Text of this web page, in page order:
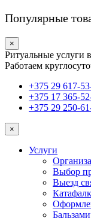
Популярные
×
Ритуальные услуги
Работаем
+375 29 617-
+375 17 365-
+375 29 250-
×
Услуги
Выбор
Выезд
Катафалк